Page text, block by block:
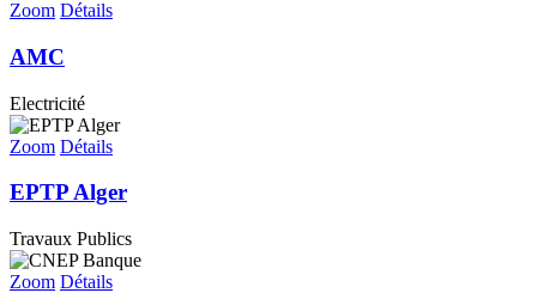
Zoom Détails
AMC
Electricité
Zoom Détails
EPTP Alger
Travaux Publics
Zoom Détails